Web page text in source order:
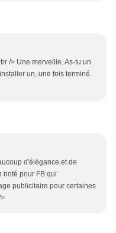
/> Une merveille. As-tu un
un, une fois terminé.
d'élégance et de
noté pour FB qui
publicitaire pour certaines